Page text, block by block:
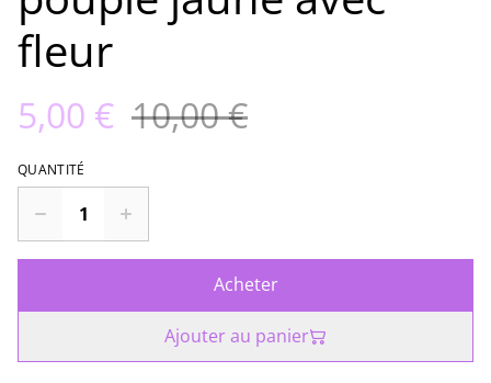
fleur
5,00 € 10,00 €
QUANTITÉ
Acheter
Ajouter au panier